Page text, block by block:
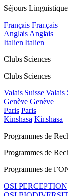
Séjours
Français Français
Anglais Anglais
Italien Italien
Clubs Sciences
Clubs Sciences
Valais Suisse Valais
Genève Genève
Paris Paris
Kinshasa Kinshasa
Programmes de
Programmes de
Programmes de
OSI PERCEPTION